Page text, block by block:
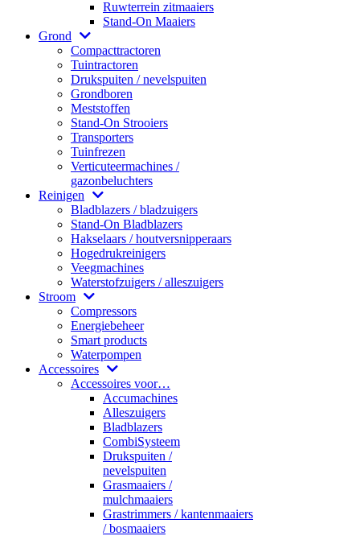
Ruwterrein zitmaaiers
Stand-On Maaiers
Grond
Compacttractoren
Tuintractoren
Drukspuiten / nevelspuiten
Grondboren
Meststoffen
Stand-On Strooiers
Transporters
Tuinfrezen
Verticuteermachines /
gazonbeluchters
Reinigen
Bladblazers / bladzuigers
Stand-On Bladblazers
Hakselaars / houtversnipperaars
Hogedrukreinigers
Veegmachines
Waterstofzuigers / alleszuigers
Stroom
Compressors
Energiebeheer
Smart products
Waterpompen
Accessoires
Accessoires voor…
Accumachines
Alleszuigers
Bladblazers
CombiSysteem
Drukspuiten /
nevelspuiten
Grasmaaiers /
mulchmaaiers
Grastrimmers / kantenmaaiers
/ bosmaaiers